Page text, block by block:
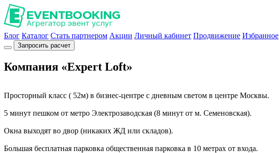
Блог Каталог Стать партнером Акции Личный кабинет Продвижение Избранное
Запросить расчет
Компания «Expert Loft»
Просторный класс ( 52м) в бизнес-центре с дневным светом в центре Москвы.
5 минут пешком от метро Электрозаводская (8 минут от м. Семеновская).
Окна выходят во двор (никаких ЖД или складов).
Большая бесплатная парковка общественная парковка в 10 метрах от входа.